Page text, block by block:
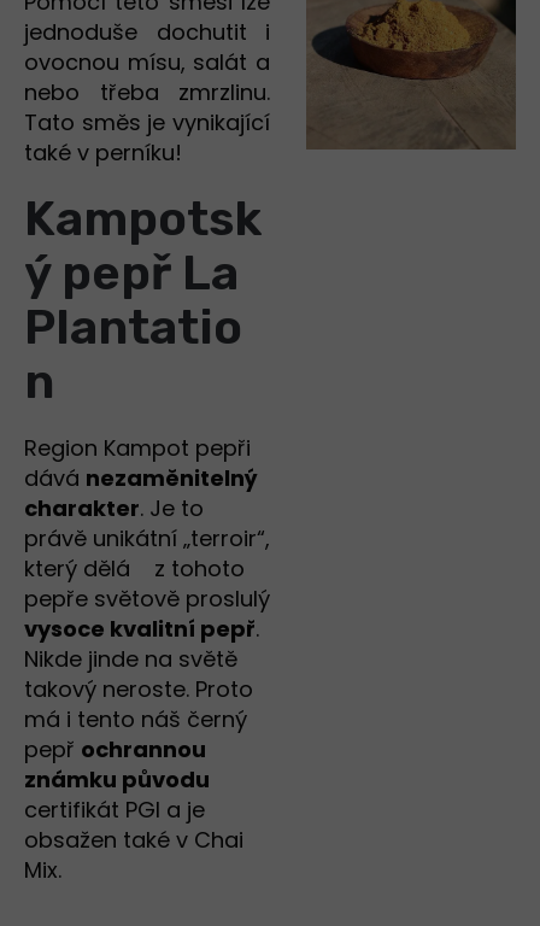
jednoduše dochutit i
ovocnou mísu, salát a
nebo třeba zmrzlinu.
Tato směs je vynikající
také v perníku!
Kampotsk
ý pepř La
Plantatio
n
Region Kampot pepři
dává nezaměnitelný
charakter. Je to
právě unikátní „terroir“,
který dělá z tohoto
pepře světově proslulý
vysoce kvalitní pepř.
Nikde jinde na světě
takový neroste. Proto
má i tento náš černý
pepř ochrannou
známku původu
certifikát PGI a je
obsažen také v Chai
Mix.